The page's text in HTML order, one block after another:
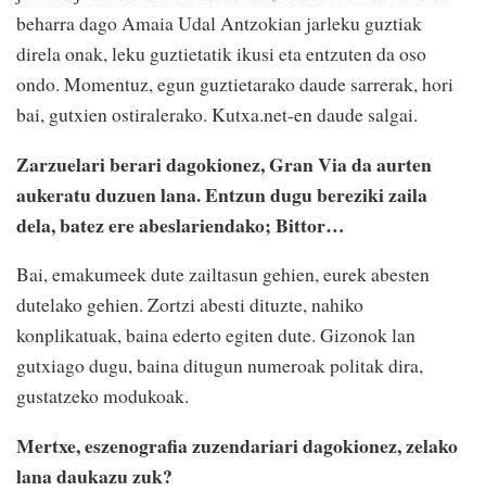
beharra dago Amaia Udal Antzokian jarleku guztiak
direla onak, leku guztietatik ikusi eta entzuten da oso
ondo. Momentuz, egun guztietarako daude sarrerak, hori
bai, gutxien ostiralerako. Kutxa.net-en daude salgai.
Zarzuelari berari dagokionez, Gran Via da aurten
aukeratu duzuen lana. Entzun dugu bereziki zaila
dela, batez ere abeslariendako; Bittor…
Bai, emakumeek dute zailtasun gehien, eurek abesten
dutelako gehien. Zortzi abesti dituzte, nahiko
konplikatuak, baina ederto egiten dute. Gizonok lan
gutxiago dugu, baina ditugun numeroak politak dira,
gustatzeko modukoak.
Mertxe, eszenografia zuzendariari dagokionez, zelako
lana daukazu zuk?